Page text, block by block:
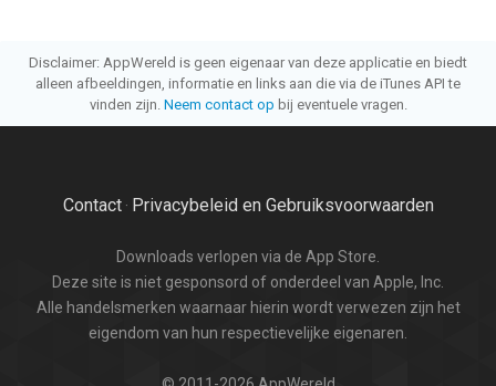
Disclaimer: AppWereld is geen eigenaar van deze applicatie en biedt
alleen afbeeldingen, informatie en links aan die via de iTunes API te
vinden zijn. Neem contact op bij eventuele vragen.
Contact· Privacybeleid en Gebruiksvoorwaarden
Downloads verlopen via de App Store.
Deze site is niet gesponsord of onderdeel van Apple, Inc.
Alle handelsmerken waarnaar hierin wordt verwezen zijn het
eigendom van hun respectievelijke eigenaren.